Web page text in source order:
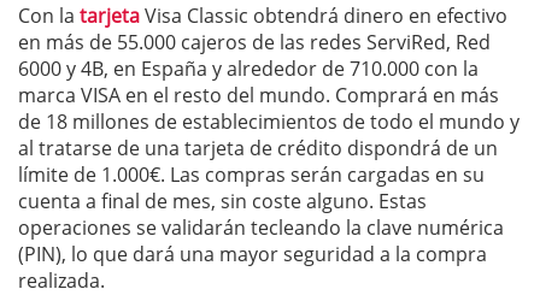
Con la tarjetaVisa Classic obtendrá dinero en efectivo
en más de 55.000 cajeros de las redes ServiRed, Red
6000 y 4B, en España y alrededor de 710.000 con la
marca VISA en el resto del mundo. Comprará en más
de 18 millones de establecimientos de todo el mundo y
al tratarse de una tarjeta de crédito dispondrá de un
límite de 1.000€. Las compras serán cargadas en su
cuenta a final de mes, sin coste alguno. Estas
operaciones se validarán tecleando la clave numérica
(PIN), lo que dará una mayor seguridad a la compra
realizada.